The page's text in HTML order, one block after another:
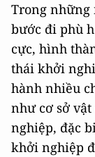
Trong những
bước đi phù
cực, hình
thái khởi
hành nhiều
như cơ sở
nghiệp, đặc
khởi nghiệp